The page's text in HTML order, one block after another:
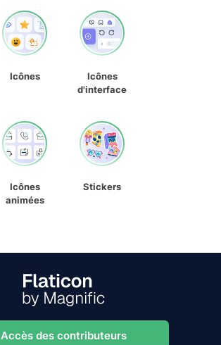
Icônes
Icônes
d'interface
Icônes
animées
Stickers
Accès des contributeurs